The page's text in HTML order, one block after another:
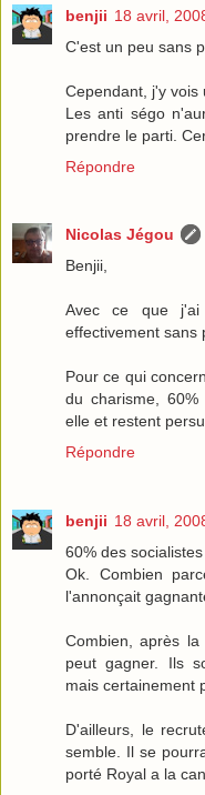
benjii 18 avril,
C'est un peu sans
Cependant, j'y vois
Les anti ségo
prendre le parti.
Répondre
Nicolas Jégou
Benjii,
Avec ce que
effectivement sans
Pour ce qui
du charisme,
elle et restent
Répondre
benjii 18 avril,
60% des
Ok. Combien
l'annonçait
Combien, après
peut gagner. Ils
mais certainement
D'ailleurs, le
semble. Il se
porté Royal a la